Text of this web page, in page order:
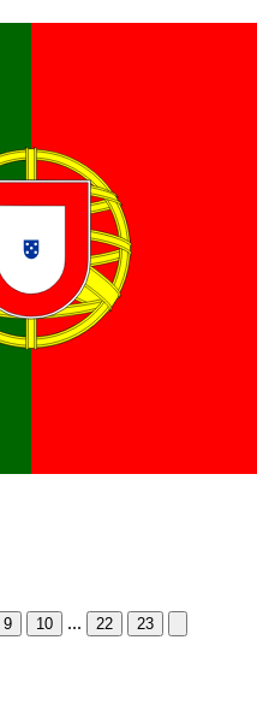
9 10 ... 22 23